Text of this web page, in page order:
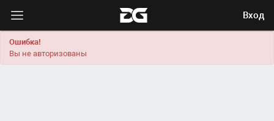
Вход
Ошибка!
Вы не авторизованы